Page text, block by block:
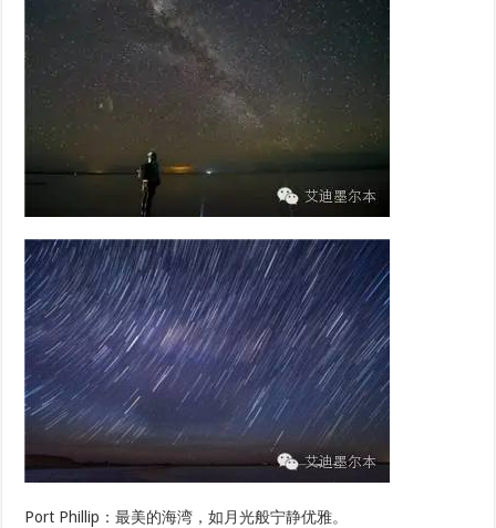
Port Phillip：最美的海湾，如月光般宁静优雅。